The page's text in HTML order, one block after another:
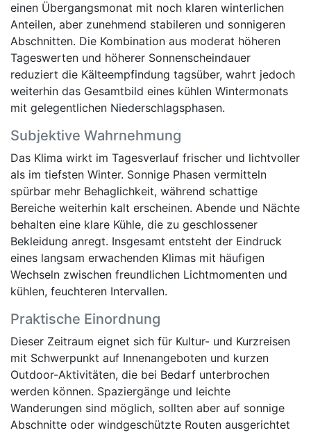
einen Übergangsmonat mit noch klaren winterlichen
Anteilen, aber zunehmend stabileren und sonnigeren
Abschnitten. Die Kombination aus moderat höheren
Tageswerten und höherer Sonnenscheindauer
reduziert die Kälteempfindung tagsüber, wahrt jedoch
weiterhin das Gesamtbild eines kühlen Wintermonats
mit gelegentlichen Niederschlagsphasen.
Subjektive Wahrnehmung
Das Klima wirkt im Tagesverlauf frischer und lichtvoller
als im tiefsten Winter. Sonnige Phasen vermitteln
spürbar mehr Behaglichkeit, während schattige
Bereiche weiterhin kalt erscheinen. Abende und Nächte
behalten eine klare Kühle, die zu geschlossener
Bekleidung anregt. Insgesamt entsteht der Eindruck
eines langsam erwachenden Klimas mit häufigen
Wechseln zwischen freundlichen Lichtmomenten und
kühlen, feuchteren Intervallen.
Praktische Einordnung
Dieser Zeitraum eignet sich für Kultur- und Kurzreisen
mit Schwerpunkt auf Innenangeboten und kurzen
Outdoor-Aktivitäten, die bei Bedarf unterbrochen
werden können. Spaziergänge und leichte
Wanderungen sind möglich, sollten aber auf sonnige
Abschnitte oder windgeschützte Routen ausgerichtet